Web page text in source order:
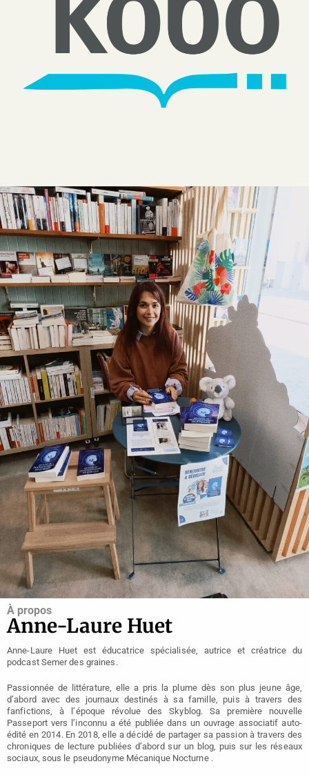
À propos
Anne-Laure Huet
Anne-Laure Huet est éducatrice spécialisée, autrice et créatrice du
podcast Semer des graines.
Passionnée de littérature, elle a pris la plume dès son plus jeune âge,
d’abord avec des journaux destinés à sa famille, puis à travers des
fanfictions, à l’époque révolue des Skyblog. Sa première nouvelle
Passeport vers l’inconnu a été publiée dans un ouvrage associatif auto-
édité en 2014. En 2018, elle a décidé de partager sa passion à travers des
chroniques de lecture publiées d’abord sur un blog, puis sur les réseaux
sociaux, sous le pseudonyme Mécanique Nocturne .